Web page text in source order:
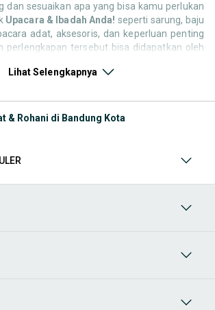
dan sesuaikan apa yang bisa kamu perlukan
Upacara & Ibadah Anda! seperti sarung, baju
adat, aksesoris, dan keperluan penting
perlengkapan tersebut bisa didapatkan oleh
kategori Keperluan Adat & Rohani Anda yang
untuk persiapan Upacara & Ibadah kamu
Dapatkan barang yang kamu inginkan,
Aksesoris, hingga tiket & voucher yang bisa
adat, perlengkapan upacara, perlengkapan
Kamu. Dapatkan koleksi keperluan
Lihat Selengkapnya
& Rohani di Bandung Kota